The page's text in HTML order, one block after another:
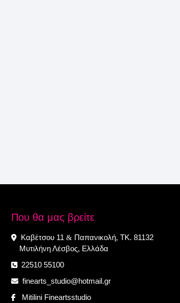
Που θα μας βρείτε
Καβέτσου 11 & Παπανικολή, ΤΚ. 81132
Μυτιλήνη Λέσβος, Ελλάδα
22510 55100
finearts_studio@hotmail.gr
Mitilini Fineartsstudio